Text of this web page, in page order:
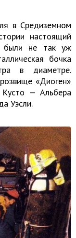
в Средиземном
настоящий
были не так уж
бочка
в диаметре.
«Диоген»
— Альбера
Уэсли.